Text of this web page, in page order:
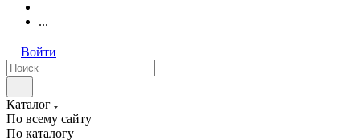
...
Войти
Каталог
По всему сайту
По каталогу